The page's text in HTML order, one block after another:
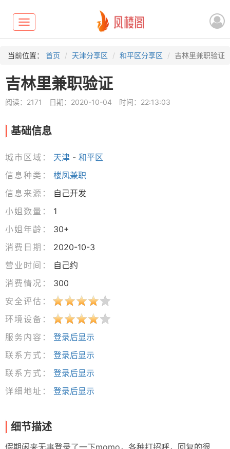
Toggle
navigation
当前位置： 首页 天津分享区 和平区分享区 吉林里兼职验证
吉林里兼职验证
阅读：2171 日期：2020-10-04 时间：22:13:03
基础信息
城市区域： 天津 - 和平区
信息种类：
楼凤兼职
信息来源：
自己开发
小姐数量：
1
小姐年龄：
30+
消费日期：
2020-10-3
营业时间：
自己约
消费情况：
300
安全评估：
环境设备：
服务内容：
登录后显示
联系方式：
登录后显示
联系方式：
登录后显示
详细地址：
登录后显示
细节描述
假期闲来无事登录了一下momo，各种打招呼，回复的很